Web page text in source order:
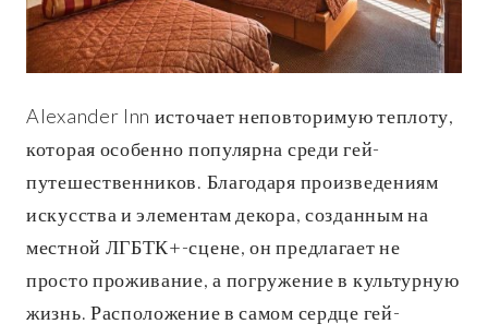
Alexander Inn источает неповторимую теплоту,
которая особенно популярна среди гей-
путешественников. Благодаря произведениям
искусства и элементам декора, созданным на
местной ЛГБТК+-сцене, он предлагает не
просто проживание, а погружение в культурную
жизнь. Расположение в самом сердце гей-